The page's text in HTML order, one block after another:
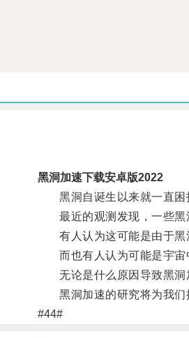
黑洞加速下载安卓版2022
黑洞自诞生以来就一直困
最近的观测发现，一些黑
有人认为这可能是由于黑
而也有人认为可能是宇宙
无论是什么原因导致黑洞
黑洞加速的研究将为我们
#44#